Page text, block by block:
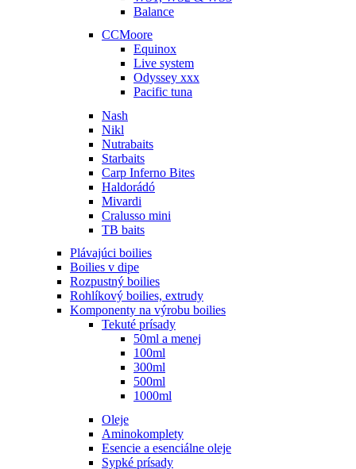
Balance
CCMoore
Equinox
Live system
Odyssey xxx
Pacific tuna
Nash
Nikl
Nutrabaits
Starbaits
Carp Inferno Bites
Haldorádó
Mivardi
Cralusso mini
TB baits
Plávajúci boilies
Boilies v dipe
Rozpustný boilies
Rohlíkový boilies, extrudy
Komponenty na výrobu boilies
Tekuté prísady
50ml a menej
100ml
300ml
500ml
1000ml
Oleje
Aminokomplety
Esencie a esenciálne oleje
Sypké prísady